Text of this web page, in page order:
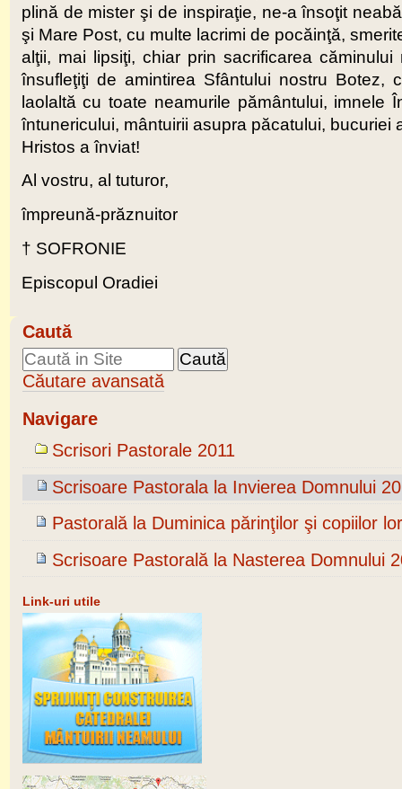
plină de mister şi de inspiraţie, ne-a însoţit
şi Mare Post, cu multe lacrimi de pocăinţă,
alţii, mai lipsiţi, chiar prin sacrificarea
însufleţiţi de amintirea Sfântului nostru
laolaltă cu toate neamurile pământului, imnele
întunericului, mântuirii asupra păcatului, bucuriei
Hristos a înviat!
Al vostru, al tuturor,
împreună-prăznuitor
† SOFRONIE
Episcopul Oradiei
Caută
Căutare avansată
Navigare
Scrisori Pastorale 2011
Scrisoare Pastorala la Invierea Domnului
Pastorală la Duminica părinţilor şi copiilor
Scrisoare Pastorală la Nasterea Domnului
Link-uri utile